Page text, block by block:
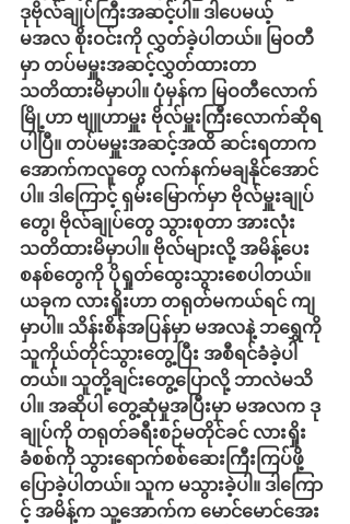
ဒုဗိုလ်ချုပ်ကြီးအဆင့်ပါ။ ဒါပေမယ့်
မအလ စိုးဝင်းကို လွှတ်ခဲ့ပါတယ်။ မြဝတီ
မှာ တပ်မမှူးအဆင့်လွှတ်ထားတာ
သတိထားမိမှာပါ။ ပုံမှန်က မြဝတီလောက်
မြို့ဟာ ဗျူဟာမှူး ဗိုလ်မှူးကြီးလောက်ဆိုရ
ပါပြီ။ တပ်မမှူးအဆင့်အထိ ဆင်းရတာက
အောက်ကလူတွေ လက်နက်မချနိုင်အောင်
ပါ။ ဒါကြောင့် ရှမ်းမြောက်မှာ ဗိုလ်မှူးချုပ်
တွေ၊ ဗိုလ်ချုပ်တွေ သွားစုတာ အားလုံး
သတိထားမိမှာပါ။ ဗိုလ်များလို့ အမိန့်ပေး
စနစ်တွေကို ပိုရှုတ်ထွေးသွားစေပါတယ်။
ယခုက လားရှိုးဟာ တရုတ်မကယ်ရင် ကျ
မှာပါ။ သိန်းစိန်အပြန်မှာ မအလနဲ့ ဘရွှေကို
သူကိုယ်တိုင်သွားတွေ့ပြီး အစီရင်ခံခဲ့ပါ
တယ်။ သူတို့ချင်းတွေ့ပြောလို့ ဘာလဲမသိ
ပါ။ အဆိုပါ တွေ့ဆုံမှုအပြီးမှာ မအလက ဒု
ချုပ်ကို တရုတ်ခရီးစဉ်မတိုင်ခင် လားရှိုး
ခံစစ်ကို သွားရောက်စစ်ဆေးကြီးကြပ်ဖို့
ပြောခဲ့ပါတယ်။ သူက မသွားခဲ့ပါ။ ဒါကြော
င့် အမိန့်က သူ့အောက်က မောင်မောင်အေး